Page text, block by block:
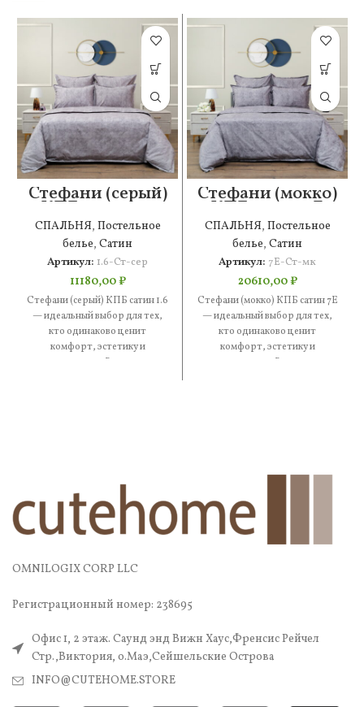
Стефани (серый)
КПБ сатин 1.6
СПАЛЬНЯ, Постельное
белье, Сатин
Артикул: 1.6-Ст-сер
11180,00₽
Стефани (серый) КПБ сатин 1.6
— идеальный выбор для тех,
кто одинаково ценит
комфорт, эстетику и
практичность. В составе —
Стефани (мокко)
КПБ сатин 7Е
СПАЛЬНЯ, Постельное
белье, Сатин
Артикул: 7Е-Ст-мк
20610,00₽
Стефани (мокко) КПБ сатин 7Е
— идеальный выбор для тех,
кто одинаково ценит
комфорт, эстетику и
практичность. В составе —
OMNILOGIX CORP LLC
Регистрационный номер: 238695
Офис 1, 2 этаж. Саунд энд Вижн Хаус,Френсис Рейчел
Стр.,Виктория, о.Маэ,Сейшельские Острова
INFO@CUTEHOME.STORE